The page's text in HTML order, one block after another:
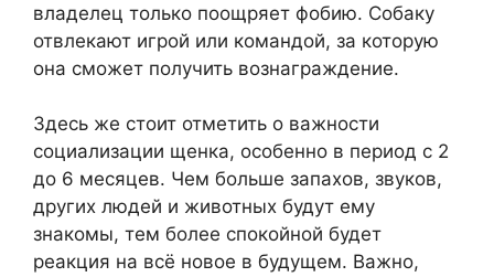
владелец только поощряет фобию. Собаку
отвлекают игрой или командой, за которую
она сможет получить вознаграждение.
Здесь же стоит отметить о важности
социализации щенка, особенно в период с 2
до 6 месяцев. Чем больше запахов, звуков,
других людей и животных будут ему
знакомы, тем более спокойной будет
реакция на всё новое в будущем. Важно,